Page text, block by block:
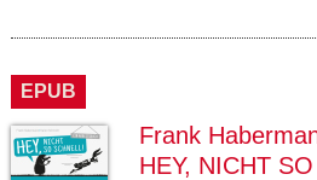
EPUB
Frank
HEY, NICHT